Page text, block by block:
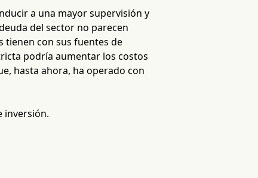
a una mayor supervisión y
del sector no parecen
tienen con sus fuentes de
podría aumentar los costos
hasta ahora, ha operado con
inversión.